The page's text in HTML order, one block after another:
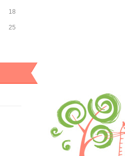
18
25